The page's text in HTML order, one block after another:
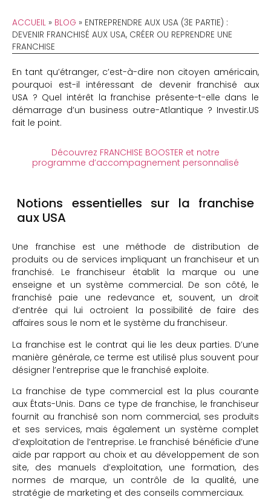
ACCUEIL » BLOG » ENTREPRENDRE AUX USA (3E PARTIE) :
DEVENIR FRANCHISÉ AUX USA, CRÉER OU REPRENDRE UNE
FRANCHISE
En tant qu’étranger, c’est-à-dire non citoyen américain,
pourquoi est-il intéressant de devenir franchisé aux
USA ? Quel intérêt la franchise présente-t-elle dans le
démarrage d’un business outre-Atlantique ? Investir.US
fait le point.
Découvrez FRANCHISE BOOSTER et notre
programme d’accompagnement personnalisé
Notions essentielles sur la franchise
aux USA
Une franchise est une méthode de distribution de
produits ou de services impliquant un franchiseur et un
franchisé. Le franchiseur établit la marque ou une
enseigne et un système commercial. De son côté, le
franchisé paie une redevance et, souvent, un droit
d’entrée qui lui octroient la possibilité de faire des
affaires sous le nom et le système du franchiseur.
La franchise est le contrat qui lie les deux parties. D’une
manière générale, ce terme est utilisé plus souvent pour
désigner l’entreprise que le franchisé exploite.
La franchise de type commercial est la plus courante
aux États-Unis. Dans ce type de franchise, le franchiseur
fournit au franchisé son nom commercial, ses produits
et ses services, mais également un système complet
d’exploitation de l’entreprise. Le franchisé bénéficie d’une
aide par rapport au choix et au développement de son
site, des manuels d’exploitation, une formation, des
normes de marque, un contrôle de la qualité, une
stratégie de marketing et des conseils commerciaux.